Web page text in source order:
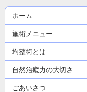
ホーム
施術メニュー
均整術とは
自然治癒力の大切さ
ごあいさつ